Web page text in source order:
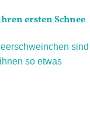
ersten Schnee
sind
so etwas